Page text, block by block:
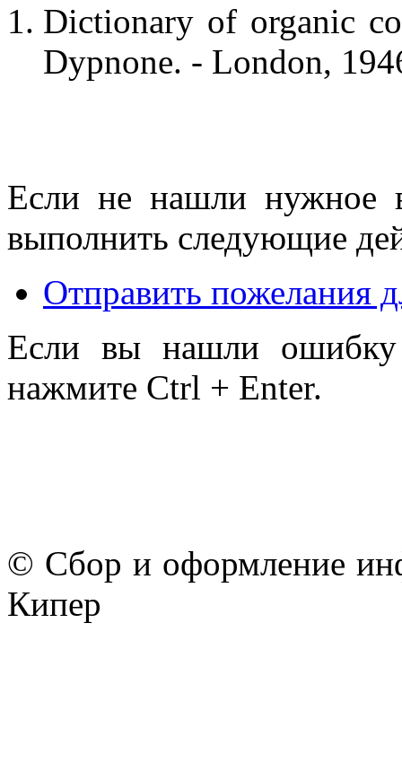
Dictionary of organic
Dypnone. - London,
Если не нашли нужное
выполнить следующие
Отправить пожелания
Если вы нашли ошибку
нажмите Ctrl + Enter.
© Сбор и оформление
Кипер